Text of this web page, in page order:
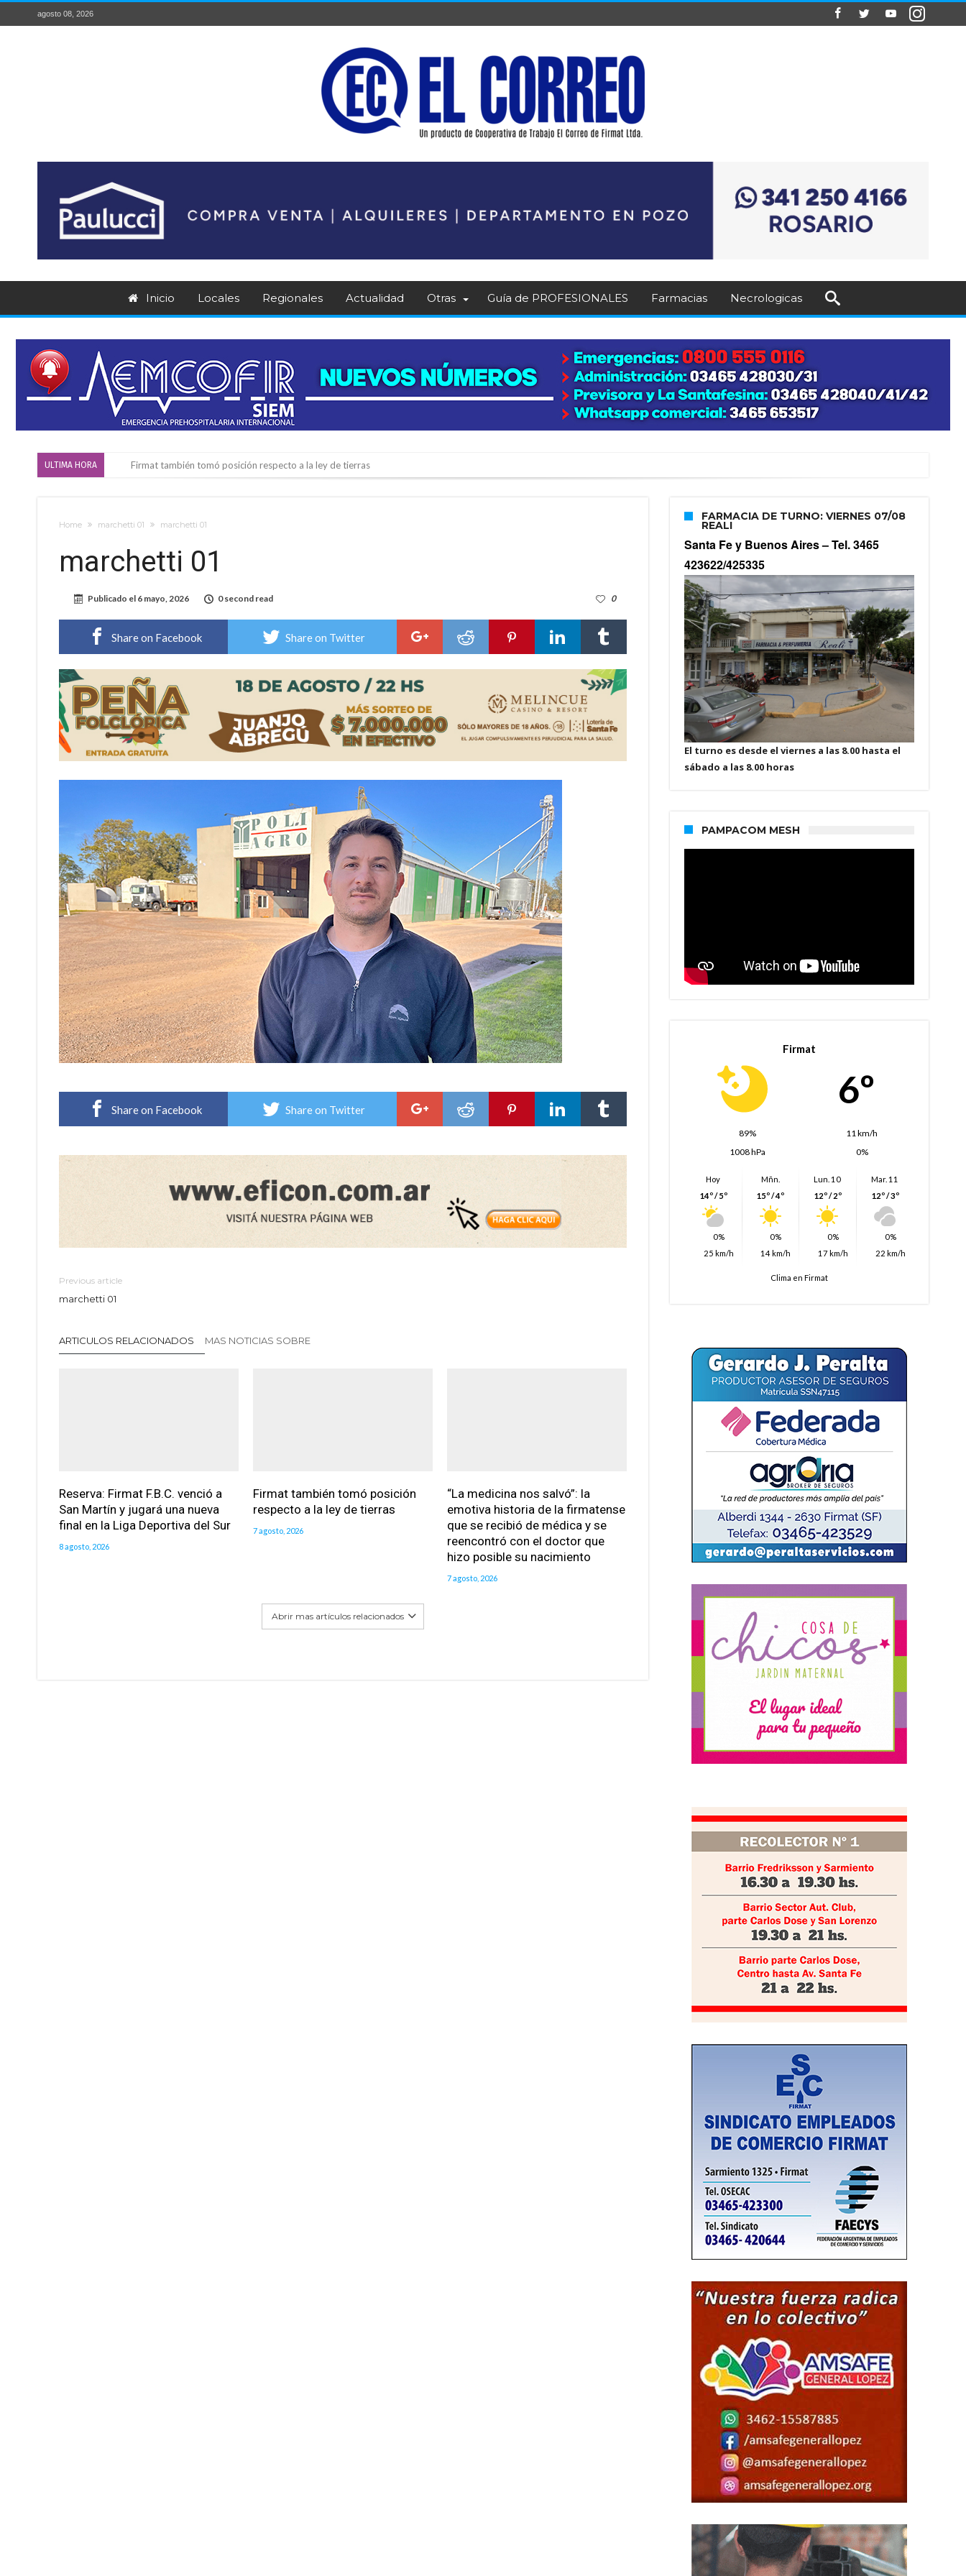
agosto 08, 2026
Inicio Locales Regionales Actualidad Otras Guía de PROFESIONALES Farmacias Necrologicas
ULTIMA HORA Firmat también tomó posición respecto a la ley de tierras
Firmat: avanza la investigación de dos empleadas del Juzgado de Faltas por presuntas irregularidades
Colecta solidaria de juguetes en Firmat para el EPI y el Hospital Vilela
Vuelve el básquet: este viernes arranca el Clausura con agenda confirmada y planteles renovados
Home marchetti 01 marchetti 01
marchetti 01
Publicado el 6 mayo, 2026 0 second read 0
Share on Facebook Share on Twitter
Share on Facebook Share on Twitter
Previous article
marchetti 01
ARTICULOS RELACIONADOS MAS NOTICIAS SOBRE
Reserva: Firmat F.B.C. venció a
San Martín y jugará una nueva
final en la Liga Deportiva del Sur
8 agosto, 2026
Firmat también tomó posición
respecto a la ley de tierras
7 agosto, 2026
“La medicina nos salvó”: la
emotiva historia de la firmatense
que se recibió de médica y se
reencontró con el doctor que
hizo posible su nacimiento
7 agosto, 2026
Abrir mas artículos relacionados
FARMACIA DE TURNO: VIERNES 07/08
REALI
Santa Fe y Buenos Aires –Tel. 3465
423622/425335
El turno es desde el viernes a las 8.00 hasta el
sábado a las 8.00 horas
PAMPACOM MESH
Firmat
6º
89%
11 km/h
1008 hPa
0%
Hoy
14º / 5º
0%
25 km/h
Mñn.
15º / 4º
0%
14 km/h
Lun. 10
12º / 2º
0%
17 km/h
Mar. 11
12º / 3º
0%
22 km/h
Clima en Firmat